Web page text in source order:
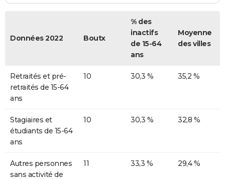
Données 2022 Boutx
% des
inactifs
de 15-64
ans
Moyenne
des villes
Retraités et pré-
retraités de 15-64
ans
10 30,3 % 35,2 %
Stagiaires et
étudiants de 15-64
ans
10 30,3 % 32,8 %
Autres personnes
sans activité de
11 33,3 % 29,4 %